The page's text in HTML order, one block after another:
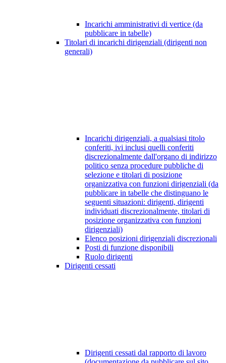
Incarichi amministrativi di vertice (da
pubblicare in tabelle)
Titolari di incarichi dirigenziali (dirigenti non
generali)
Incarichi dirigenziali, a qualsiasi titolo
conferiti, ivi inclusi quelli conferiti
discrezionalmente dall'organo di indirizzo
politico senza procedure pubbliche di
selezione e titolari di posizione
organizzativa con funzioni dirigenziali (da
pubblicare in tabelle che distinguano le
seguenti situazioni: dirigenti, dirigenti
individuati discrezionalmente, titolari di
posizione organizzativa con funzioni
dirigenziali)
Elenco posizioni dirigenziali discrezionali
Posti di funzione disponibili
Ruolo dirigenti
Dirigenti cessati
Dirigenti cessati dal rapporto di lavoro